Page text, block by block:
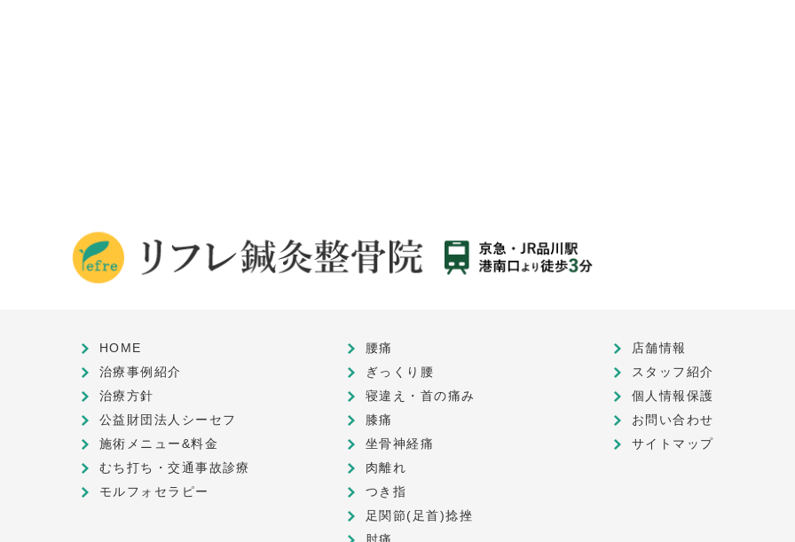
HOME
治療事例紹介
治療方針
公益財団法人シーセフ
施術メニュー&料金
むち打ち・交通事故診療
モルフォセラピー
腰痛
ぎっくり腰
寝違え・首の痛み
膝痛
坐骨神経痛
肉離れ
つき指
足関節(足首)捻挫
店舗情報
スタッフ紹介
個人情報保護
お問い合わせ
サイトマップ